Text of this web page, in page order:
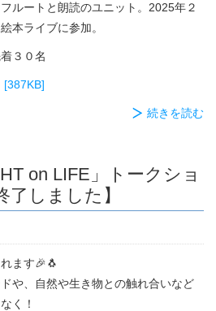
ートと朗読のユニット。2025年２
本ライブに参加。
３０名
[387KB]
続きを読む
on LIFE」トークショ
了しました】
ます🎉🐧
や、自然や生き物との触れ合いなど
く！